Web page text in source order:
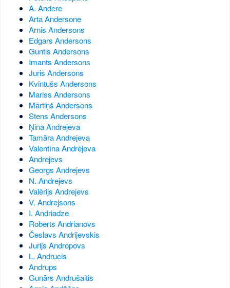
A. Andere
Arta Andersone
Arnis Andersons
Edgars Andersons
Guntis Andersons
Imants Andersons
Juris Andersons
Kvintušs Andersons
Mariss Andersons
Mārtiņš Andersons
Stens Andersons
Ņina Andrejeva
Tamāra Andrejeva
Valentīna Andrējeva
Andrejevs
Georgs Andrejevs
N. Andrejevs
Valērijs Andrejevs
V. Andrejsons
I. Andriadze
Roberts Andrianovs
Česlavs Andrijevskis
Jurijs Andropovs
L. Andrucis
Andrups
Gunārs Andrušaitis